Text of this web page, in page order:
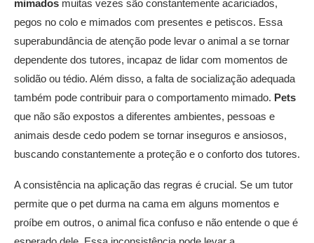
mimados muitas vezes são constantemente acariciados,
pegos no colo e mimados com presentes e petiscos. Essa
superabundância de atenção pode levar o animal a se tornar
dependente dos tutores, incapaz de lidar com momentos de
solidão ou tédio. Além disso, a falta de socialização adequada
também pode contribuir para o comportamento mimado. Pets
que não são expostos a diferentes ambientes, pessoas e
animais desde cedo podem se tornar inseguros e ansiosos,
buscando constantemente a proteção e o conforto dos tutores.
A consistência na aplicação das regras é crucial. Se um tutor
permite que o pet durma na cama em alguns momentos e
proíbe em outros, o animal fica confuso e não entende o que é